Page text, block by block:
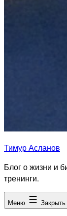
Тимур Асланов
Блог о жизни и
тренинги.
Меню Закрыть